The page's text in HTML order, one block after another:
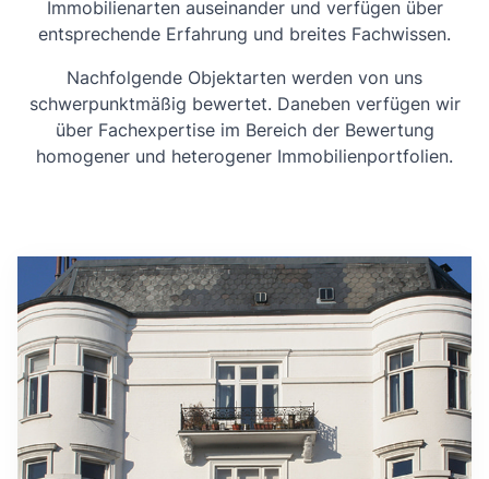
Immobilienarten auseinander und verfügen über
entsprechende Erfahrung und breites Fachwissen.
Nachfolgende Objektarten werden von uns
schwerpunktmäßig bewertet. Daneben verfügen wir
über Fachexpertise im Bereich der Bewertung
homogener und heterogener Immobilienportfolien.